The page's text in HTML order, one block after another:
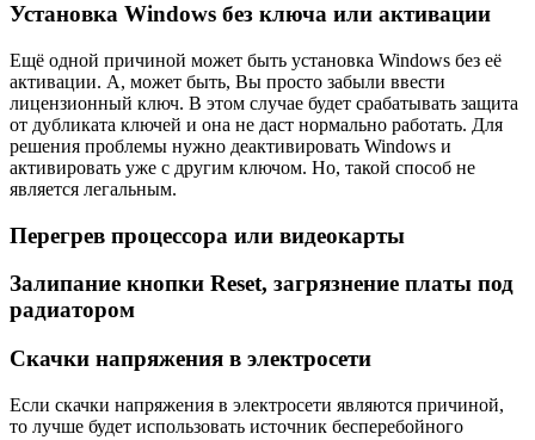
Установка Windows без ключа или активации
Ещё одной причиной может быть установка Windows без её
активации. А, может быть, Вы просто забыли ввести
лицензионный ключ. В этом случае будет срабатывать защита
от дубликата ключей и она не даст нормально работать. Для
решения проблемы нужно деактивировать Windows и
активировать уже с другим ключом. Но, такой способ не
является легальным.
Перегрев процессора или видеокарты
Залипание кнопки Reset, загрязнение платы под
радиатором
Скачки напряжения в электросети
Если скачки напряжения в электросети являются причиной,
то лучше будет использовать источник бесперебойного